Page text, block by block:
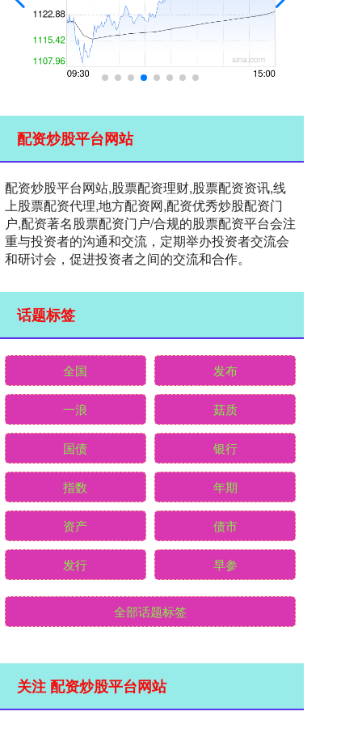
配资炒股平台网站
配资炒股平台网站,股票配资理财,股票配资资讯,线
上股票配资代理,地方配资网,配资优秀炒股配资门
户,配资著名股票配资门户/合规的股票配资平台会注
重与投资者的沟通和交流，定期举办投资者交流会
和研讨会，促进投资者之间的交流和合作。
话题标签
全国 发布
一浪 菇质
国债 银行
指数 年期
资产 债市
发行 早参
全部话题标签
关注 配资炒股平台网站